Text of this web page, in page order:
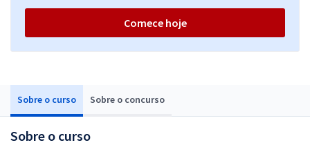
Sobre o curso Sobre o concurso
Sobre o curso
Comece hoje